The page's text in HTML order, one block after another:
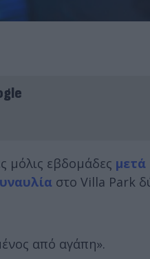
μόλις εβδομάδες μετά
στο Villa Park
από αγάπη».